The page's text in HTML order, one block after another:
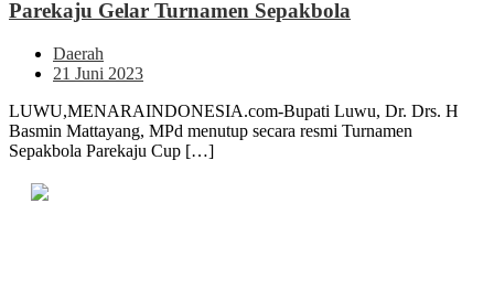
Parekaju Gelar Turnamen Sepakbola
Daerah
21 Juni 2023
LUWU,MENARAINDONESIA.com-Bupati Luwu, Dr. Drs. H
Basmin Mattayang, MPd menutup secara resmi Turnamen
Sepakbola Parekaju Cup […]